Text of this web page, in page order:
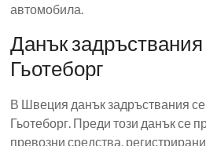
автомобила.
Данък
Гьотеборг
В Швеция данък задръствания
Гьотеборг. Преди този данък се
превозни средства,